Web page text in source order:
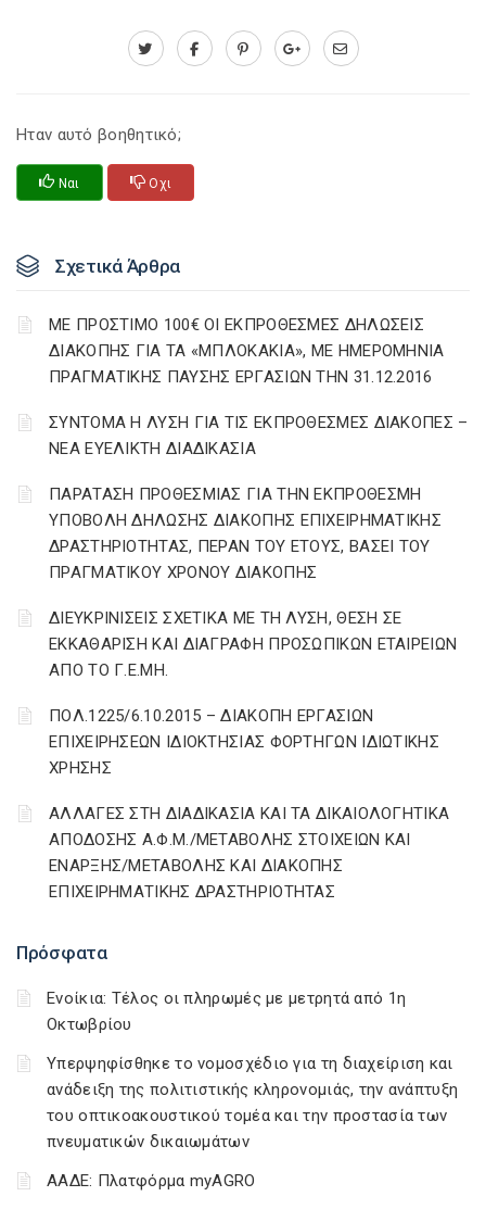
Πρόσφατα
Ενοίκια: Τέλος οι πληρωμές με μετρητά από 1η
Οκτωβρίου
Υπερψηφίσθηκε το νομοσχέδιο για τη διαχείριση και
ανάδειξη της πολιτιστικής κληρονομιάς, την ανάπτυξη
του οπτικοακουστικού τομέα και την προστασία των
πνευματικών δικαιωμάτων
ΑΑΔΕ: Πλατφόρμα myAGRO
Ηταν αυτό βοηθητικό;
Ναι Οχι
Σχετικά Άρθρα
ΜΕ ΠΡΟΣΤΙΜΟ 100€ ΟΙ ΕΚΠΡΟΘΕΣΜΕΣ ΔΗΛΩΣΕΙΣ
ΔΙΑΚΟΠΗΣ ΓΙΑ ΤΑ «ΜΠΛΟΚΑΚΙΑ», ΜΕ ΗΜΕΡΟΜΗΝΙΑ
ΠΡΑΓΜΑΤΙΚΗΣ ΠΑΥΣΗΣ ΕΡΓΑΣΙΩΝ ΤΗΝ 31.12.2016
ΣΥΝΤΟΜΑ Η ΛΥΣΗ ΓΙΑ ΤΙΣ ΕΚΠΡΟΘΕΣΜΕΣ ΔΙΑΚΟΠΕΣ –
ΝΕΑ ΕΥΕΛΙΚΤΗ ΔΙΑΔΙΚΑΣΙΑ
ΠΑΡΑΤΑΣΗ ΠΡΟΘΕΣΜΙΑΣ ΓΙΑ ΤΗΝ ΕΚΠΡΟΘΕΣΜΗ
ΥΠΟΒΟΛΗ ΔΗΛΩΣΗΣ ΔΙΑΚΟΠΗΣ ΕΠΙΧΕΙΡΗΜΑΤΙΚΗΣ
ΔΡΑΣΤΗΡΙΟΤΗΤΑΣ, ΠΕΡΑΝ ΤΟΥ ΕΤΟΥΣ, ΒΑΣΕΙ ΤΟΥ
ΠΡΑΓΜΑΤΙΚΟΥ ΧΡΟΝΟΥ ΔΙΑΚΟΠΗΣ
ΔΙΕΥΚΡΙΝΙΣΕΙΣ ΣΧΕΤΙΚΑ ΜΕ ΤΗ ΛΥΣΗ, ΘΕΣΗ ΣΕ
ΕΚΚΑΘΑΡΙΣΗ ΚΑΙ ΔΙΑΓΡΑΦΗ ΠΡΟΣΩΠΙΚΩΝ ΕΤΑΙΡΕΙΩΝ
ΑΠΟ ΤΟ Γ.Ε.ΜΗ.
ΠΟΛ.1225/6.10.2015 – ΔΙΑΚΟΠΗ ΕΡΓΑΣΙΩΝ
ΕΠΙΧΕΙΡΗΣΕΩΝ ΙΔΙΟΚΤΗΣΙΑΣ ΦΟΡΤΗΓΩΝ ΙΔΙΩΤΙΚΗΣ
ΧΡΗΣΗΣ
ΑΛΛΑΓΕΣ ΣΤΗ ΔΙΑΔΙΚΑΣΙΑ ΚΑΙ ΤΑ ΔΙΚΑΙΟΛΟΓΗΤΙΚΑ
ΑΠΟΔΟΣΗΣ Α.Φ.Μ./ΜΕΤΑΒΟΛΗΣ ΣΤΟΙΧΕΙΩΝ ΚΑΙ
ΕΝΑΡΞΗΣ/ΜΕΤΑΒΟΛΗΣ ΚΑΙ ΔΙΑΚΟΠΗΣ
ΕΠΙΧΕΙΡΗΜΑΤΙΚΗΣ ΔΡΑΣΤΗΡΙΟΤΗΤΑΣ